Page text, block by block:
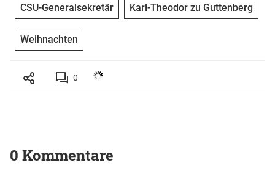
CSU-Generalsekretär Karl-Theodor zu Guttenberg
Weihnachten
0
0 Kommentare